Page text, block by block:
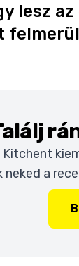
lesz
neked a